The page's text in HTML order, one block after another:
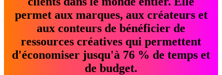
permet aux marques, aux créateurs et
aux conteurs de bénéficier de
ressources créatives qui permettent
d'économiser jusqu'à 76 % de temps et
de budget.